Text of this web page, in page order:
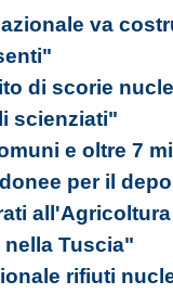
va
di scorie
scienziati"
e oltre 7
per il
Tuscia"
rifiuti